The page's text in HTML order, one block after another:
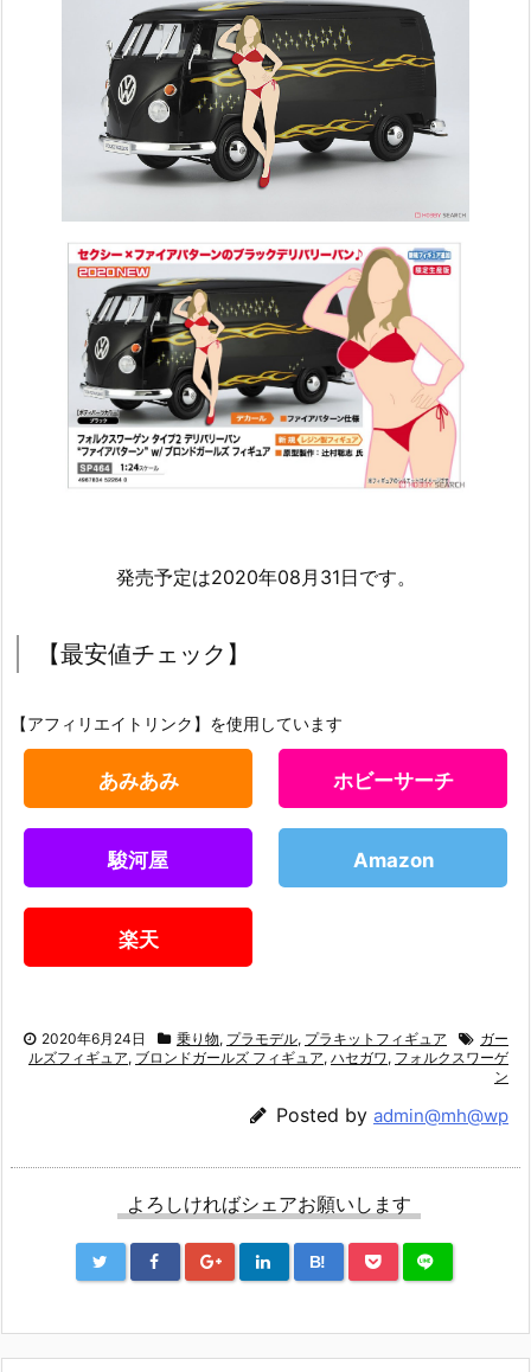
発売予定は2020年08月31日です。
【最安値チェック】
【アフィリエイトリンク】を使用しています
あみあみ ホビーサーチ
駿河屋 Amazon
楽天
2020年6月24日 乗り物, プラモデル, プラキットフィギュア
ガー
ルズフィギュア, ブロンドガールズ フィギュア, ハセガワ, フォルクスワーゲ
ン
Posted by admin@mh@wp
よろしければシェアお願いします
B!